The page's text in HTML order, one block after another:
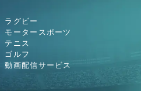
ラグビー
モータースポーツ
テニス
ゴルフ
動画配信サービス